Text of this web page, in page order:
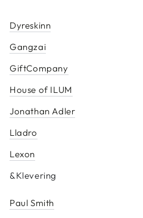
Dyreskinn
Gangzai
GiftCompany
House of ILUM
Jonathan Adler
Lladro
Lexon
&Klevering
Paul Smith